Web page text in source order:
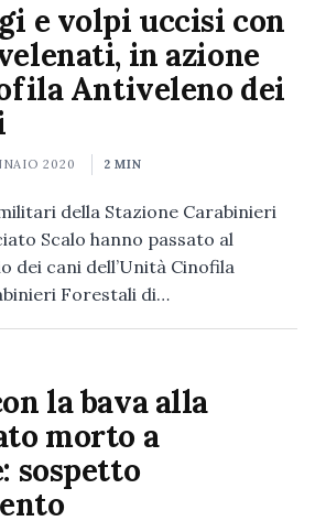
e volpi uccisi con
in azione
Antiveleno dei
2020 2 MIN
della Stazione Carabinieri
Scalo hanno passato al
dei cani dell’Unità Cinofila
Forestali di…
la bava alla
morto a
sospetto